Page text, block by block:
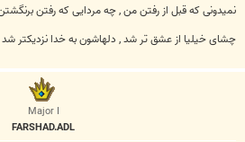
نمیدونی که قبل از رفتن من , چه مردایی که رفتن برنگشتن
چشای خیلیا از عشق تر شد , دلهاشون به خدا نزدیکتر شد
Major I
FARSHAD.ADL